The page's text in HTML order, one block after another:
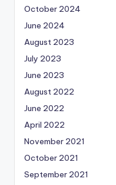
October 2024
June 2024
August 2023
July 2023
June 2023
August 2022
June 2022
April 2022
November 2021
October 2021
September 2021